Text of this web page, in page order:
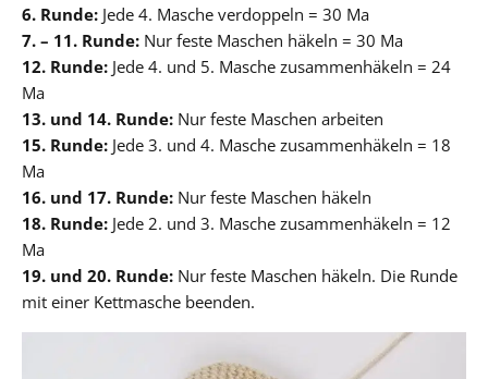
6. Runde: Jede 4. Masche verdoppeln = 30 Ma
7. – 11. Runde: Nur feste Maschen häkeln = 30 Ma
12. Runde: Jede 4. und 5. Masche zusammenhäkeln = 24
Ma
13. und 14. Runde: Nur feste Maschen arbeiten
15. Runde: Jede 3. und 4. Masche zusammenhäkeln = 18
Ma
16. und 17. Runde: Nur feste Maschen häkeln
18. Runde: Jede 2. und 3. Masche zusammenhäkeln = 12
Ma
19. und 20. Runde: Nur feste Maschen häkeln. Die Runde
mit einer Kettmasche beenden.